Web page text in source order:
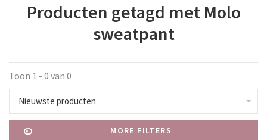
Producten getagd met Molo
sweatpant
Toon 1 - 0 van 0
Nieuwste producten
MORE FILTERS